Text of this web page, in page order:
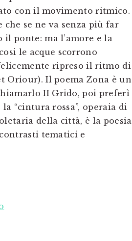
con il movimento ritmico.
se ne va senza più far
il ponte: ma l’amore e la
le acque scorrono
ripreso il ritmo di
Oriour). Il poema Zona è un
II Grido, poi preferì
“cintura rossa”, operaia di
della città, è la poesia
tematici e